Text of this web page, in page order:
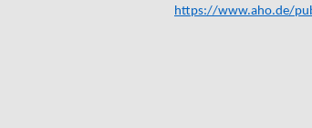
https://www.aho.de/